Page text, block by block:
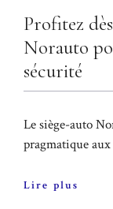
Profitez
Norauto
sécurité
Le siège-auto
pragmatique
Lire plus